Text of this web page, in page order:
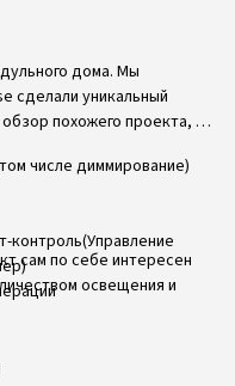
дома. Мы
сделали уникальный
похожего проекта, но
числе диммирование)
контроль(Управление
сам по себе интересен
освещения и